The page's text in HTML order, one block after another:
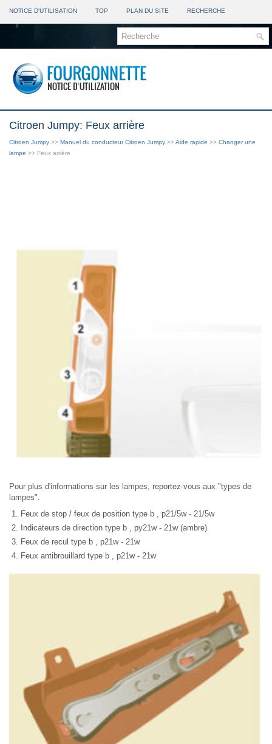
NOTICE D'UTILISATION TOP PLAN DU SITE RECHERCHE
Citroen Jumpy: Feux arrière
Citroen Jumpy >> Manuel du conducteur Citroen Jumpy >>Aide rapide >> Changer une
lampe >> Feux arrière
Pour plus d'informations sur les lampes, reportez-vous aux "types de
lampes".
Feux de stop / feux de position type b , p21/5w - 21/5w
Indicateurs de direction type b , py21w - 21w (ambre)
Feux de recul type b , p21w - 21w
Feux antibrouillard type b , p21w - 21w